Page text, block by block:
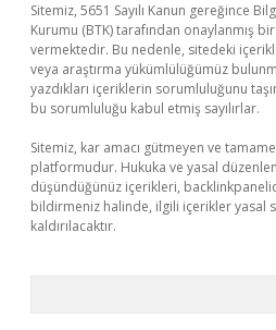
Sitemiz, 5651 Sayılı Kanun gereğince
Kurumu (BTK) tarafından onaylanmış
vermektedir. Bu nedenle, sitedeki
veya araştırma yükümlülüğümüz
yazdıkları içeriklerin sorumluluğunu
bu sorumluluğu kabul etmiş sayılırlar.
Sitemiz, kar amacı gütmeyen ve
platformudur. Hukuka ve yasal
düşündüğünüz içerikleri,
bildirmeniz halinde, ilgili içerikler yasal
kaldırılacaktır.